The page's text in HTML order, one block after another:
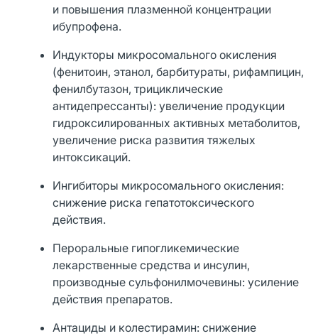
и повышения плазменной концентрации
ибупрофена.
Индукторы микросомального окисления
(фенитоин, этанол, барбитураты, рифампицин,
фенилбутазон, трициклические
антидепрессанты): увеличение продукции
гидроксилированных активных метаболитов,
увеличение риска развития тяжелых
интоксикаций.
Ингибиторы микросомального окисления:
снижение риска гепатотоксического
действия.
Пероральные гипогликемические
лекарственные средства и инсулин,
производные сульфонилмочевины: усиление
действия препаратов.
Антациды и колестирамин: снижение